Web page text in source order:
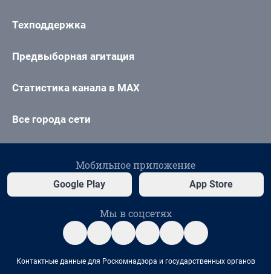
Техподдержка
Предвыборная агитация
Статистика канала в MAX
Все города сети
Мобильное приложение
Google Play App Store
Мы в соцсетях
Контактные данные для Роскомнадзора и государственных органов